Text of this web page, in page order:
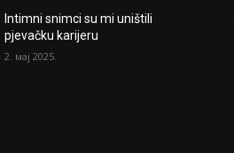
Intimni snimci su mi uništili
pjevačku karijeru
2. мај 2025.